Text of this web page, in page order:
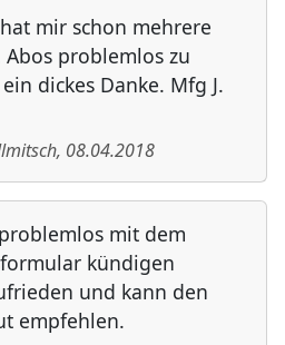
mir schon mehrere
problemlos zu
dickes Danke. Mfg J.
, 08.04.2018
mit dem
kündigen
und kann den
empfehlen.